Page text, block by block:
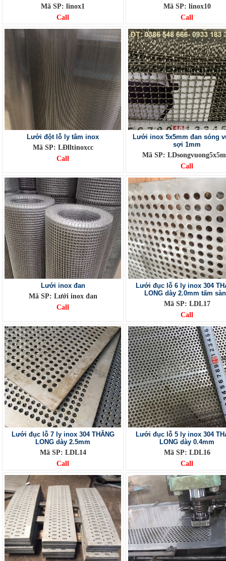
Mã SP: linox1
Call
Mã SP: linox10
Call
Lưới đột lỗ ly tâm inox
Mã SP: LĐlltinoxcc
Call
Lưới inox 5x5mm đan sóng
sợi 1mm
Mã SP:
Call
Lưới inox đan
Mã SP: Lưới inox đan
Call
Lưới đục lỗ 6 ly inox 304
LONG dày 2.0mm tấm
Mã SP: LDL17
Call
Lưới đục lỗ 7 ly inox 304 THĂNG
LONG dày 2.5mm
Mã SP: LDL14
Call
Lưới đục lỗ 5 ly inox 304
LONG dày 0.4mm
Mã SP: LDL16
Call